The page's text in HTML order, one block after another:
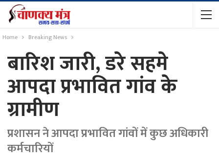
Home Breaking News
बारिश जारी, डरे सहमे
आपदा प्रभावित गांव के
ग्रामीण
प्रशासन ने आपदा प्रभावित गांवों में कुछ अधिकारी
कर्मचारियों